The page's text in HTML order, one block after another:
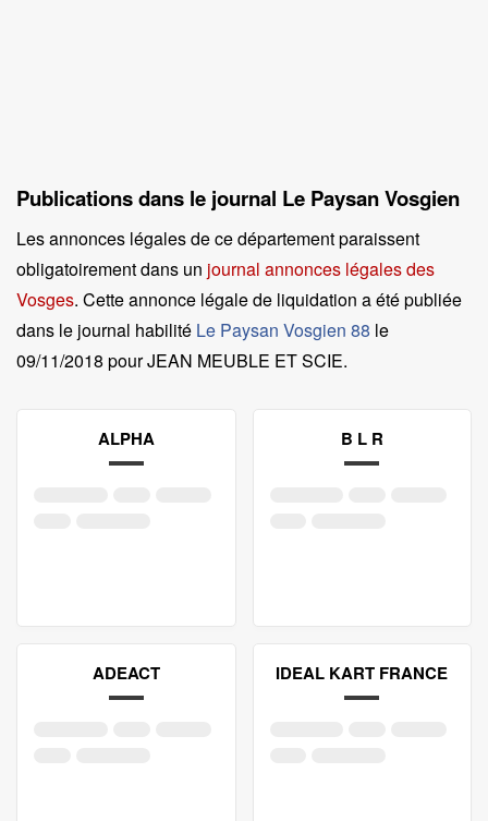
Publications dans le journal Le Paysan Vosgien
Les annonces légales de ce département paraissent
obligatoirement dans un journal annonces légales des
Vosges. Cette annonce légale de liquidation a été publiée
dans le journal habilité Le Paysan Vosgien 88 le
09/11/2018 pour JEAN MEUBLE ET SCIE.
ALPHA B L R
ADEACT IDEAL KART FRANCE